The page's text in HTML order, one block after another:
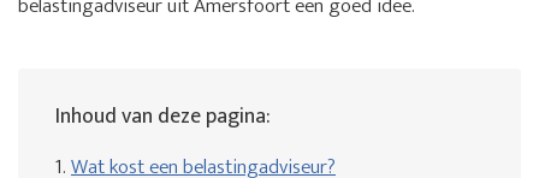
Inhoud van deze pagina:
1.Wat kost een belastingadviseur?